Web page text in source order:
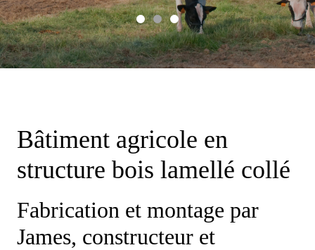
Bâtiment agricole en
structure bois lamellé collé
Fabrication et montage par
James, constructeur et